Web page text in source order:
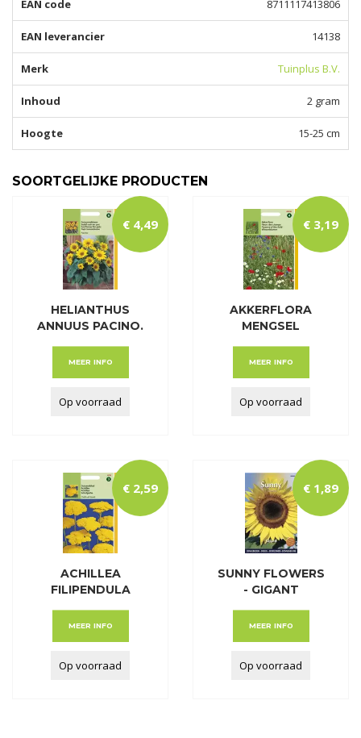
EAN code 8711117413806
EAN leverancier 14138
Merk Tuinplus B.V.
Inhoud 2 gram
Hoogte 15-25 cm
SOORTGELIJKE PRODUCTEN
HELIANTHUS
ANNUUS PACINO.
€ 4,49
MEER INFO
Op voorraad
AKKERFLORA
MENGSEL
€ 3,19
MEER INFO
Op voorraad
ACHILLEA
FILIPENDULA
€ 2,59
MEER INFO
Op voorraad
SUNNY FLOWERS
- GIGANT
€ 1,89
MEER INFO
Op voorraad